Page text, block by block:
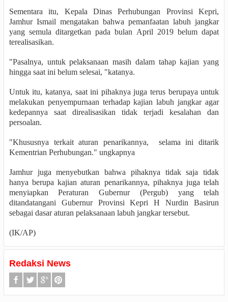
Sementara itu, Kepala Dinas Perhubungan Provinsi Kepri,
Jamhur Ismail mengatakan bahwa pemanfaatan labuh jangkar
yang semula ditargetkan pada bulan April 2019 belum dapat
terealisasikan.
"Pasalnya, untuk pelaksanaan masih dalam tahap kajian yang
hingga saat ini belum selesai, "katanya.
Untuk itu, katanya, saat ini pihaknya juga terus berupaya untuk
melakukan penyempurnaan terhadap kajian labuh jangkar agar
kedepannya saat direalisasikan tidak terjadi kesalahan dan
persoalan.
"Khususnya terkait aturan penarikannya,
selama ini ditarik
Kementrian Perhubungan." ungkapnya
Jamhur juga menyebutkan bahwa pihaknya tidak saja tidak
hanya berupa kajian aturan penarikannya, pihaknya juga telah
menyiapkan Peraturan Gubernur (Pergub) yang telah
ditandatangani Gubernur Provinsi Kepri H Nurdin Basirun
sebagai dasar aturan pelaksanaan labuh jangkar tersebut.
(IK/AP)
Redaksi News